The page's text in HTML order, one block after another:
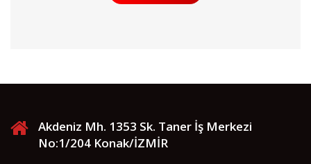
Akdeniz Mh. 1353 Sk. Taner İş Merkezi
No:1/204 Konak/İZMİR